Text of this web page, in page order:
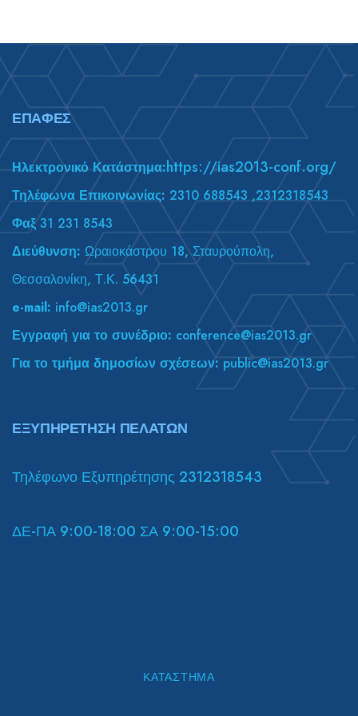
ΕΠΑΦΈΣ
Ηλεκτρονικό Κατάστημα:https://ias2013-conf.org/
Τηλέφωνα Επικοινωνίας: 2310 688543 ,2312318543
Φαξ31 231 8543
Διεύθυνση: Ωραιοκάστρου 18, Σταυρούπολη,
Θεσσαλονίκη, Τ.Κ. 56431
e-mail: info@ias2013.gr
Εγγραφή για το συνέδριο: conference@ias2013.gr
Για το τμήμα δημοσίων σχέσεων:public@ias2013.gr
ΕΞΥΠΗΡΕΤΗΣΗ ΠΕΛΑΤΩΝ
Τηλέφωνο Εξυπηρέτησης 2312318543
ΔΕ-ΠΑ 9:00-18:00 ΣΑ 9:00-15:00
ΚΑΤΆΣΤΗΜΑ